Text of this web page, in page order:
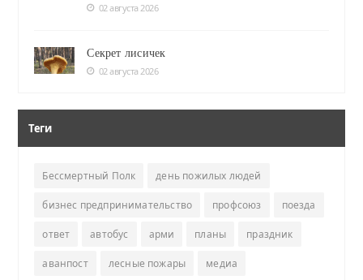
02 августа 2026
Секрет лисичек
02 августа 2026
Теги
Бессмертный Полк день пожилых людей
бизнес предпринимательство профсоюз поезда
ответ автобус арми планы праздник
аванпост лесные пожары медиа